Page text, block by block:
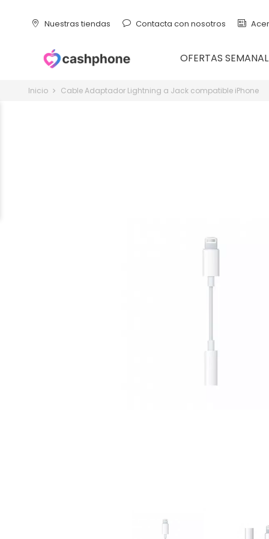
Nuestras tiendas Contacta con nosotros
OFERTAS
Inicio Cable Adaptador Lightning a Jack compatible iPhone